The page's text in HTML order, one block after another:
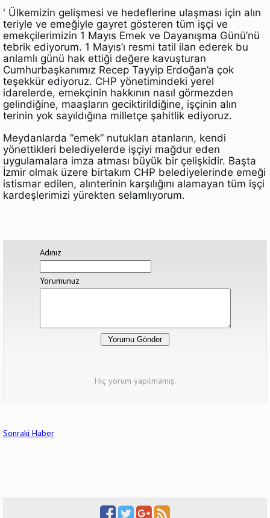
' Ülkemizin gelişmesi ve hedeflerine ulaşması için alın
teriyle ve emeğiyle gayret gösteren tüm işçi ve
emekçilerimizin 1 Mayıs Emek ve Dayanışma Günü’nü
tebrik ediyorum. 1 Mayıs’ı resmi tatil ilan ederek bu
anlamlı günü hak ettiği değere kavuşturan
Cumhurbaşkanımız Recep Tayyip Erdoğan’a çok
teşekkür ediyoruz. CHP yönetimindeki yerel
idarelerde, emekçinin hakkının nasıl görmezden
gelindiğine, maaşların geciktirildiğine, işçinin alın
terinin yok sayıldığına milletçe şahitlik ediyoruz.
Meydanlarda “emek” nutukları atanların, kendi
yönettikleri belediyelerde işçiyi mağdur eden
uygulamalara imza atması büyük bir çelişkidir. Başta
İzmir olmak üzere birtakım CHP belediyelerinde emeği
istismar edilen, alınterinin karşılığını alamayan tüm işçi
kardeşlerimizi yürekten selamlıyorum.
Adınız
Yorumunuz
Hiç yorum yapılmamış.
Sonraki Haber